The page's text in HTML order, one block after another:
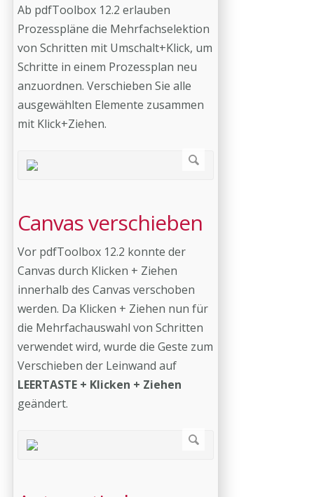
Ab pdfToolbox 12.2 erlauben
Prozesspläne die Mehrfachselektion
von Schritten mit Umschalt+Klick, um
Schritte in einem Prozessplan neu
anzuordnen. Verschieben Sie alle
ausgewählten Elemente zusammen
mit Klick+Ziehen.
Canvas verschieben
Vor pdfToolbox 12.2 konnte der
Canvas durch Klicken + Ziehen
innerhalb des Canvas verschoben
werden. Da Klicken + Ziehen nun für
die Mehrfachauswahl von Schritten
verwendet wird, wurde die Geste zum
Verschieben der Leinwand auf
LEERTASTE + Klicken + Ziehen
geändert.